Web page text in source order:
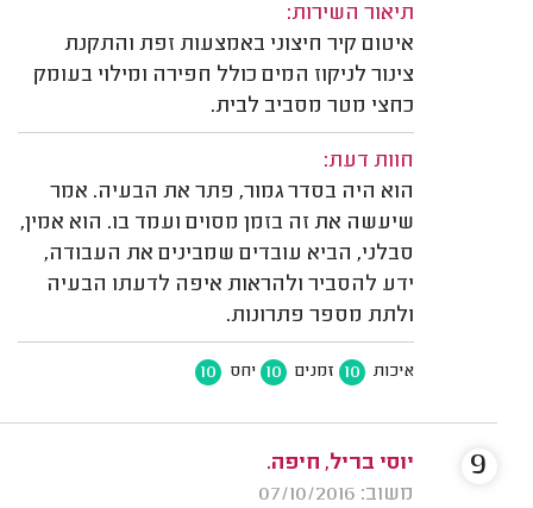
תיאור השירות:
איטום קיר חיצוני באמצעות זפת והתקנת
צינור לניקוז המים כולל חפירה ומילוי בעומק
כחצי מטר מסביב לבית.
חוות דעת:
הוא היה בסדר גמור, פתר את הבעיה. אמר
שיעשה את זה בזמן מסוים ועמד בו. הוא אמין,
סבלני, הביא עובדים שמבינים את העבודה,
ידע להסביר ולהראות איפה לדעתו הבעיה
ולתת מספר פתרונות.
איכות 10 זמנים 10 יחס 10
יוסי בריל, חיפה.
משוב: 07/10/2016
9